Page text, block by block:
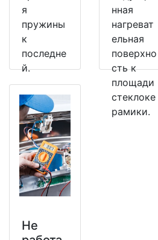
я
пружины
к
последне
й.
нная
нагреват
ельная
поверхно
сть к
площади
стеклоке
рамики.
Не